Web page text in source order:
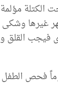
الكتلة
غيرها
فيجب القلق
فحص